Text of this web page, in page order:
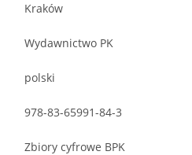
Kraków
Wydawnictwo PK
polski
978-83-65991-84-3
Zbiory cyfrowe BPK